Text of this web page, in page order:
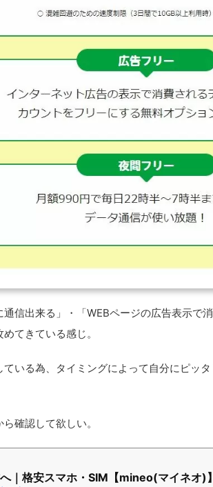
通信出来る」・「WEBページの広告表示で
てきている感じ。
いる為、タイミングによって自分にピッ
確認して欲しい。
｜格安スマホ・SIM【mineo(マイネオ)】